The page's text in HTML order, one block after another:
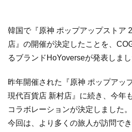
韓国で『原神 ポップアップストア
店』の開催が決定したことを、
るブランドHoYoverseが発表しまし
昨年開催された『原神 ポップアッ
現代百貨店 新村店』に続き、今年
コラボレーションが決定しました。
今回は、より多くの旅人が訪問で